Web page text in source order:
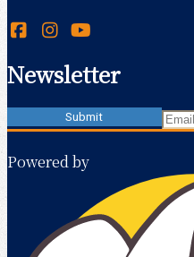
Newsletter
Powered by